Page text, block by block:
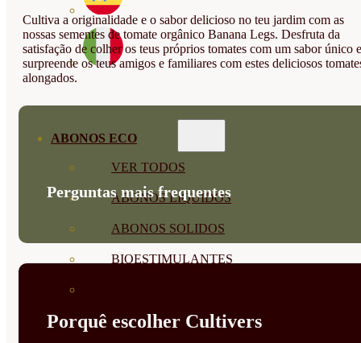
ABONOS ECO
VER TODOS
ABONOS LÍQUIDOS
ABONOS SOLIDOS
BIOESTIMULANTES
DECORATIVAS
Cultiva a originalidade e o sabor delicioso no teu jardim com as
nossas sementes de tomate orgânico Banana Legs. Desfruta da
satisfação de colher os teus próprios tomates com um sabor único e
surpreende os teus amigos e familiares com estes deliciosos
alongados.
Perguntas mais frequentes
Porquê escolher Cultivers